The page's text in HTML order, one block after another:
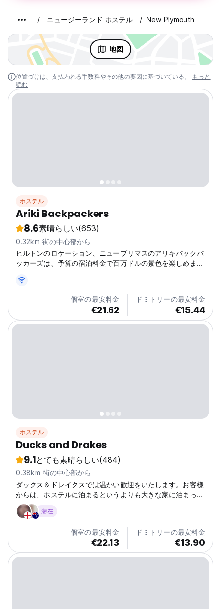
ニュージーランド ホステル New Plymouth
地図
位置づけは、支払われる手数料やその他の要因に基づいている。
もっと
読む
ホステル
Ariki Backpackers
8.6素晴らしい(653)
0.32km 街の中心部から
ヒルトンのロケーション、ニュープリマスのアリキバックパ
ッカーズは、予算の宿泊料金で百万ドルの景色を楽しめま
ます
個室の最安料金
€21.62
ドミトリーの最安料金
€15.44
ホステル
Ducks and Drakes
9.1とても素晴らしい(484)
0.38km 街の中心部から
ダックス＆ドレイクスでは温かい歓迎をいたします。お客様
からは、ホステルに泊まるというよりも大きな家に泊まった
ようだと言われるのがとても嬉しいです。ダックス & ドレ
イクスは 1920 年代にプライベート ホテルとして誕生しま
滞在
個室の最安料金
€22.13
ドミトリーの最安料金
€13.90